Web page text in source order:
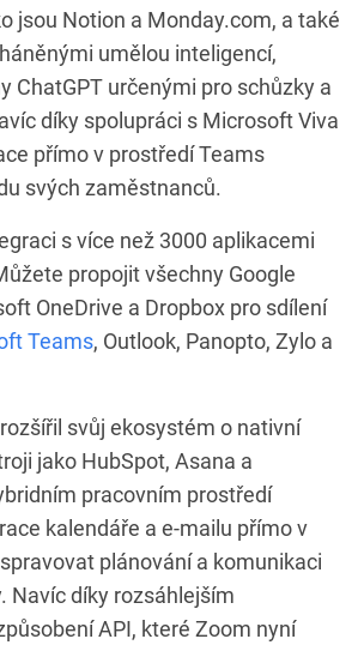
jsou Notion a Monday.com, a také
umělou inteligencí,
ChatGPT určenými pro schůzky a
díky spolupráci s Microsoft Viva
přímo v prostředí Teams
svých zaměstnanců.
s více než 3000 aplikacemi
propojit všechny Google
OneDrive a Dropbox pro sdílení
Teams, Outlook, Panopto, Zylo a
svůj ekosystém o nativní
jako HubSpot, Asana a
pracovním prostředí
kalendáře a e-mailu přímo v
plánování a komunikaci
Navíc díky rozsáhlejším
API, které Zoom nyní